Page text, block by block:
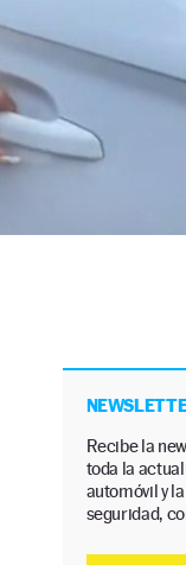
Recibe la
toda la
automóvil y
seguridad,